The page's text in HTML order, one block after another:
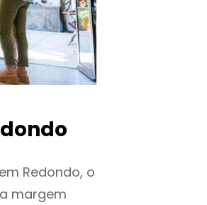
Redondo, o
margem